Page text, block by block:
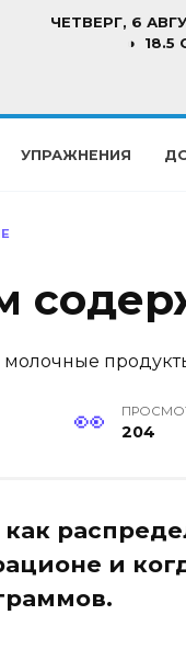
ЧЕТВЕРГ, 6
18.5
УПРАЖНЕНИЯ
204
и